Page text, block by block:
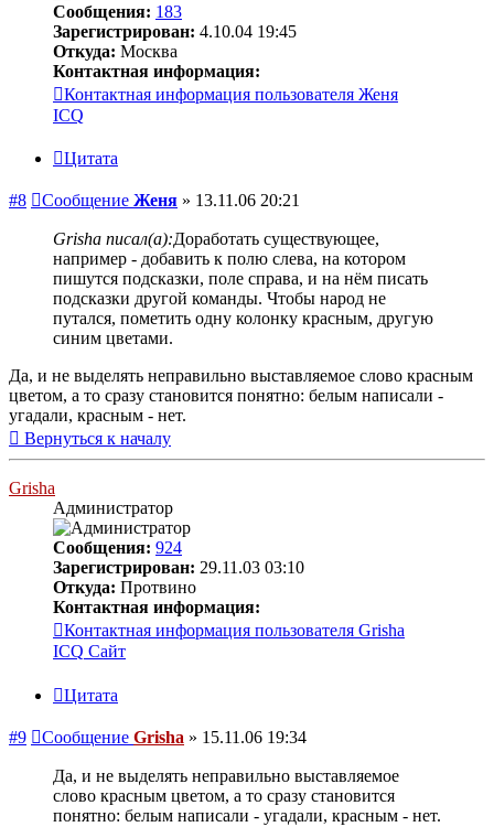
Сообщения: 183
Зарегистрирован: 4.10.04 19:45
Откуда: Москва
Контактная информация:
Контактная информация пользователя Женя
ICQ
Цитата
#8 Сообщение Женя » 13.11.06 20:21
Grisha писал(а):Доработать существующее,
например - добавить к полю слева, на котором
пишутся подсказки, поле справа, и на нём писать
подсказки другой команды. Чтобы народ не
путался, пометить одну колонку красным, другую
синим цветами.
Да, и не выделять неправильно выставляемое слово красным
цветом, а то сразу становится понятно: белым написали -
угадали, красным - нет.
Вернуться к началу
Grisha
Администратор
Сообщения: 924
Зарегистрирован: 29.11.03 03:10
Откуда: Протвино
Контактная информация:
Контактная информация пользователя Grisha
ICQ Сайт
Цитата
#9 Сообщение Grisha » 15.11.06 19:34
Да, и не выделять неправильно выставляемое
слово красным цветом, а то сразу становится
понятно: белым написали - угадали, красным - нет.